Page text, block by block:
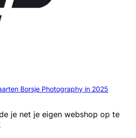
Borsje Photography in 2025
je net je eigen webshop op te